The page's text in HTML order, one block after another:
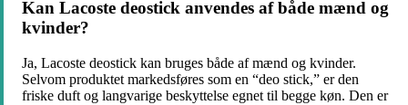
Kan Lacoste deostick anvendes af både mænd og
kvinder?
Ja, Lacoste deostick kan bruges både af mænd og kvinder.
Selvom produktet markedsføres som en “deo stick,” er den
friske duft og langvarige beskyttelse egnet til begge køn. Den er